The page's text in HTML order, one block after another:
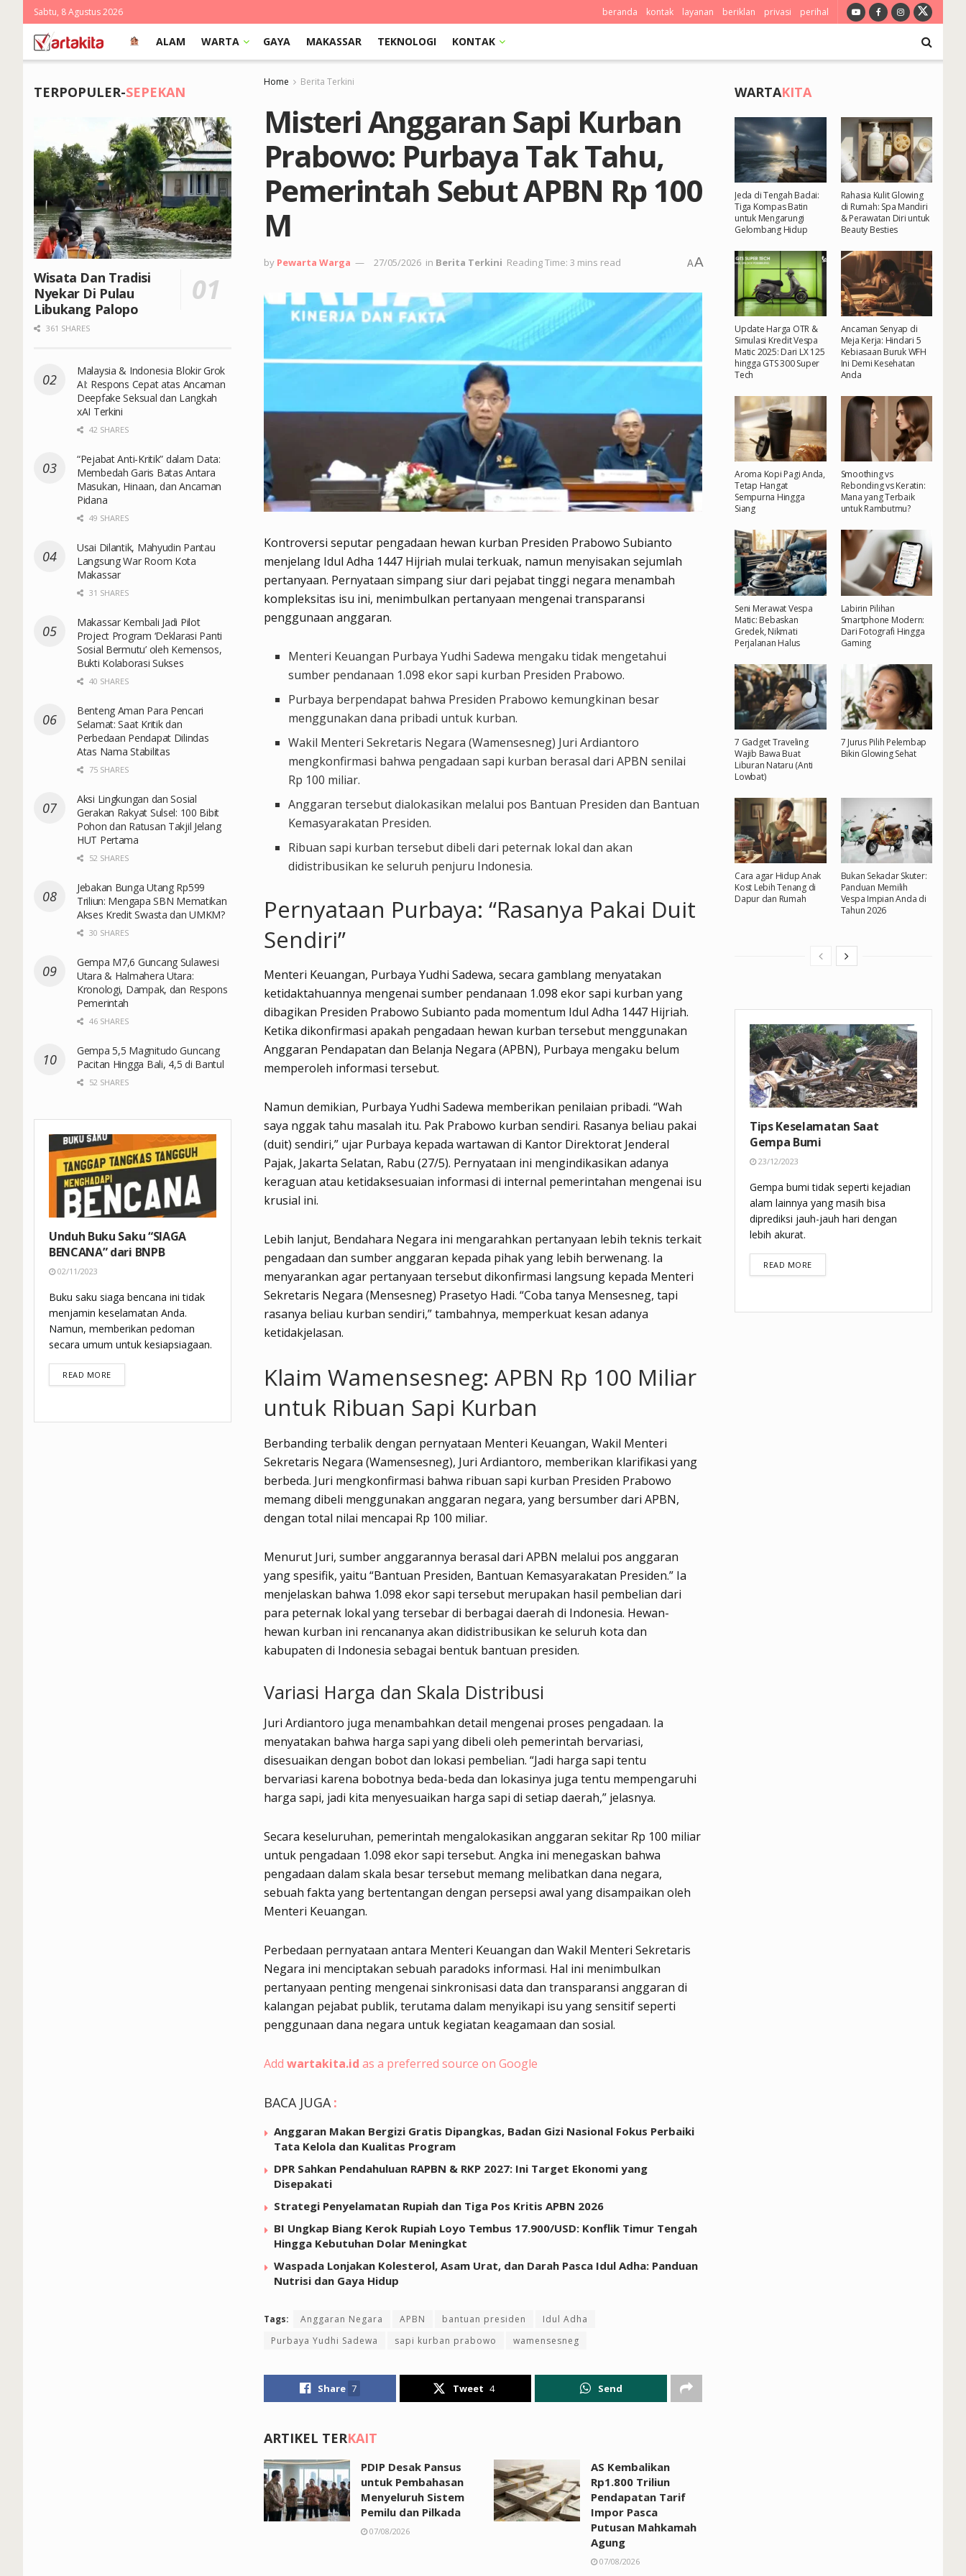
Sabtu, 8 Agustus 2026 beranda kontak layanan beriklan privasi perihal
ALAM WARTA GAYA MAKASSAR TEKNOLOGI KONTAK
Home Berita Terkini
Misteri Anggaran Sapi Kurban
Prabowo: Purbaya Tak Tahu,
Pemerintah Sebut APBN Rp 100
M
by Pewarta Warga 27/05/2026 in Berita Terkini Reading Time: 3 mins read AA
Kontroversi seputar pengadaan hewan kurban Presiden Prabowo Subianto
menjelang Idul Adha 1447 Hijriah mulai terkuak, namun menyisakan sejumlah
pertanyaan. Pernyataan simpang siur dari pejabat tinggi negara menambah
kompleksitas isu ini, menimbulkan pertanyaan mengenai transparansi
penggunaan anggaran.
Menteri Keuangan Purbaya Yudhi Sadewa mengaku tidak mengetahui
sumber pendanaan 1.098 ekor sapi kurban Presiden Prabowo.
Purbaya berpendapat bahwa Presiden Prabowo kemungkinan besar
menggunakan dana pribadi untuk kurban.
Wakil Menteri Sekretaris Negara (Wamensesneg) Juri Ardiantoro
mengkonfirmasi bahwa pengadaan sapi kurban berasal dari APBN senilai
Rp 100 miliar.
Anggaran tersebut dialokasikan melalui pos Bantuan Presiden dan Bantuan
Kemasyarakatan Presiden.
Ribuan sapi kurban tersebut dibeli dari peternak lokal dan akan
didistribusikan ke seluruh penjuru Indonesia.
Pernyataan Purbaya: “Rasanya Pakai Duit
Sendiri”
Menteri Keuangan, Purbaya Yudhi Sadewa, secara gamblang menyatakan
ketidaktahuannya mengenai sumber pendanaan 1.098 ekor sapi kurban yang
dibagikan Presiden Prabowo Subianto pada momentum Idul Adha 1447 Hijriah.
Ketika dikonfirmasi apakah pengadaan hewan kurban tersebut menggunakan
Anggaran Pendapatan dan Belanja Negara (APBN), Purbaya mengaku belum
memperoleh informasi tersebut.
Namun demikian, Purbaya Yudhi Sadewa memberikan penilaian pribadi. “Wah
saya nggak tahu masalah itu. Pak Prabowo kurban sendiri. Rasanya beliau pakai
(duit) sendiri,” ujar Purbaya kepada wartawan di Kantor Direktorat Jenderal
Pajak, Jakarta Selatan, Rabu (27/5). Pernyataan ini mengindikasikan adanya
keraguan atau ketidaksesuaian informasi di internal pemerintahan mengenai isu
krusial ini.
Lebih lanjut, Bendahara Negara ini mengarahkan pertanyaan lebih teknis terkait
pengadaan dan sumber anggaran kepada pihak yang lebih berwenang. Ia
menyarankan agar pertanyaan tersebut dikonfirmasi langsung kepada Menteri
Sekretaris Negara (Mensesneg) Prasetyo Hadi. “Coba tanya Mensesneg, tapi
rasanya beliau kurban sendiri,” tambahnya, memperkuat kesan adanya
ketidakjelasan.
Klaim Wamensesneg: APBN Rp 100 Miliar
untuk Ribuan Sapi Kurban
Berbanding terbalik dengan pernyataan Menteri Keuangan, Wakil Menteri
Sekretaris Negara (Wamensesneg), Juri Ardiantoro, memberikan klarifikasi yang
berbeda. Juri mengkonfirmasi bahwa ribuan sapi kurban Presiden Prabowo
memang dibeli menggunakan anggaran negara, yang bersumber dari APBN,
dengan total nilai mencapai Rp 100 miliar.
Menurut Juri, sumber anggarannya berasal dari APBN melalui pos anggaran
yang spesifik, yaitu “Bantuan Presiden, Bantuan Kemasyarakatan Presiden.” Ia
menjelaskan bahwa 1.098 ekor sapi tersebut merupakan hasil pembelian dari
para peternak lokal yang tersebar di berbagai daerah di Indonesia. Hewan-
hewan kurban ini rencananya akan didistribusikan ke seluruh kota dan
kabupaten di Indonesia sebagai bentuk bantuan presiden.
Variasi Harga dan Skala Distribusi
Juri Ardiantoro juga menambahkan detail mengenai proses pengadaan. Ia
menyatakan bahwa harga sapi yang dibeli oleh pemerintah bervariasi,
disesuaikan dengan bobot dan lokasi pembelian. “Jadi harga sapi tentu
bervariasi karena bobotnya beda-beda dan lokasinya juga tentu mempengaruhi
harga sapi, jadi kita menyesuaikan harga sapi di setiap daerah,” jelasnya.
Secara keseluruhan, pemerintah mengalokasikan anggaran sekitar Rp 100 miliar
untuk pengadaan 1.098 ekor sapi tersebut. Angka ini menegaskan bahwa
pengadaan dalam skala besar tersebut memang melibatkan dana negara,
sebuah fakta yang bertentangan dengan persepsi awal yang disampaikan oleh
Menteri Keuangan.
Perbedaan pernyataan antara Menteri Keuangan dan Wakil Menteri Sekretaris
Negara ini menciptakan sebuah paradoks informasi. Hal ini menimbulkan
pertanyaan penting mengenai sinkronisasi data dan transparansi anggaran di
kalangan pejabat publik, terutama dalam menyikapi isu yang sensitif seperti
penggunaan dana negara untuk kegiatan keagamaan dan sosial.
Add wartakita.id as a preferred source on Google
BACA JUGA :
Anggaran Makan Bergizi Gratis Dipangkas, Badan Gizi Nasional Fokus Perbaiki
Tata Kelola dan Kualitas Program
DPR Sahkan Pendahuluan RAPBN & RKP 2027: Ini Target Ekonomi yang
Disepakati
Strategi Penyelamatan Rupiah dan Tiga Pos Kritis APBN 2026
BI Ungkap Biang Kerok Rupiah Loyo Tembus 17.900/USD: Konflik Timur Tengah
Hingga Kebutuhan Dolar Meningkat
Waspada Lonjakan Kolesterol, Asam Urat, dan Darah Pasca Idul Adha: Panduan
Nutrisi dan Gaya Hidup
Tags: Anggaran Negara APBN bantuan presiden
Idul Adha
Purbaya Yudhi Sadewa
sapi kurban prabowo wamensesneg
Share 7 Tweet 4 Send
ARTIKEL TERKAIT
PDIP Desak Pansus
untuk Pembahasan
Menyeluruh Sistem
Pemilu dan Pilkada
07/08/2026
AS Kembalikan
Rp1.800 Triliun
Pendapatan Tarif
Impor Pasca
Putusan Mahkamah
Agung
07/08/2026
TERPOPULER-SEPEKAN
Wisata Dan Tradisi
Nyekar Di Pulau
Libukang Palopo
361 SHARES
Malaysia & Indonesia Blokir Grok
AI: Respons Cepat atas Ancaman
Deepfake Seksual dan Langkah
xAI Terkini
42 SHARES
“Pejabat Anti-Kritik” dalam Data:
Membedah Garis Batas Antara
Masukan, Hinaan, dan Ancaman
Pidana
49 SHARES
Usai Dilantik, Mahyudin Pantau
Langsung War Room Kota
Makassar
31 SHARES
Makassar Kembali Jadi Pilot
Project Program ‘Deklarasi Panti
Sosial Bermutu’ oleh Kemensos,
Bukti Kolaborasi Sukses
40 SHARES
Benteng Aman Para Pencari
Selamat: Saat Kritik dan
Perbedaan Pendapat Dilindas
Atas Nama Stabilitas
75 SHARES
Aksi Lingkungan dan Sosial
Gerakan Rakyat Sulsel: 100 Bibit
Pohon dan Ratusan Takjil Jelang
HUT Pertama
52 SHARES
Jebakan Bunga Utang Rp599
Triliun: Mengapa SBN Mematikan
Akses Kredit Swasta dan UMKM?
30 SHARES
Gempa M7,6 Guncang Sulawesi
Utara & Halmahera Utara:
Kronologi, Dampak, dan Respons
Pemerintah
46 SHARES
Gempa 5,5 Magnitudo Guncang
Pacitan Hingga Bali, 4,5 di Bantul
52 SHARES
Unduh Buku Saku “SIAGA
BENCANA” dari BNPB
02/11/2023
Buku saku siaga bencana ini tidak
menjamin keselamatan Anda.
Namun, memberikan pedoman
secara umum untuk kesiapsiagaan.
READ MOREDETAILS
WARTAKITA
Jeda di Tengah Badai:
Tiga Kompas Batin
untuk Mengarungi
Gelombang Hidup
Rahasia Kulit Glowing
di Rumah: Spa Mandiri
& Perawatan Diri untuk
Beauty Besties
Update Harga OTR &
Simulasi Kredit Vespa
Matic 2025: Dari LX 125
hingga GTS 300 Super
Tech
Ancaman Senyap di
Meja Kerja: Hindari 5
Kebiasaan Buruk WFH
Ini Demi Kesehatan
Anda
Aroma Kopi Pagi Anda,
Tetap Hangat
Sempurna Hingga
Siang
Smoothing vs
Rebonding vs Keratin:
Mana yang Terbaik
untuk Rambutmu?
Seni Merawat Vespa
Matic: Bebaskan
Gredek, Nikmati
Perjalanan Halus
Labirin Pilihan
Smartphone Modern:
Dari Fotografi Hingga
Gaming
7 Gadget Traveling
Wajib Bawa Buat
Liburan Nataru (Anti
Lowbat)
7 Jurus Pilih Pelembap
Bikin Glowing Sehat
Cara agar Hidup Anak
Kost Lebih Tenang di
Dapur dan Rumah
Bukan Sekadar Skuter:
Panduan Memilih
Vespa Impian Anda di
Tahun 2026
Tips Keselamatan Saat
Gempa Bumi
23/12/2023
Gempa bumi tidak seperti kejadian
alam lainnya yang masih bisa
diprediksi jauh-jauh hari dengan
lebih akurat.
READ MOREDETAILS